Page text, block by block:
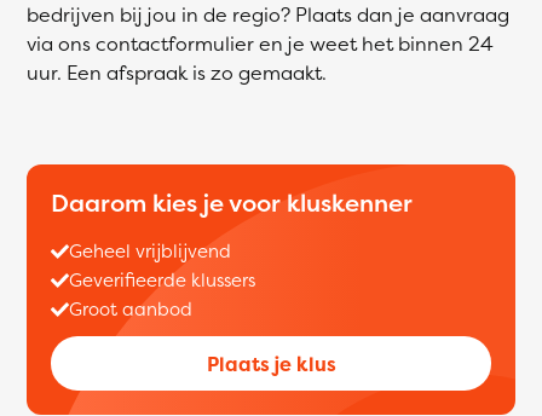
bedrijven bij jou in de regio? Plaats dan je aanvraag
via ons contactformulier en je weet het binnen 24
uur. Een afspraak is zo gemaakt.
Daarom kies je voor kluskenner
Geheel vrijblijvend
Geverifieerde klussers
Groot aanbod
Plaats je klus